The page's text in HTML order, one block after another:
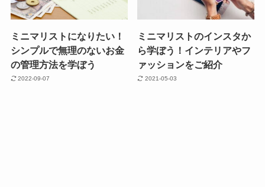
ミニマリストになりたい！
シンプルで無理のないお金
の管理方法を学ぼう
2022-09-07
ミニマリストのインスタか
ら学ぼう！インテリアやフ
ァッションをご紹介
2021-05-03